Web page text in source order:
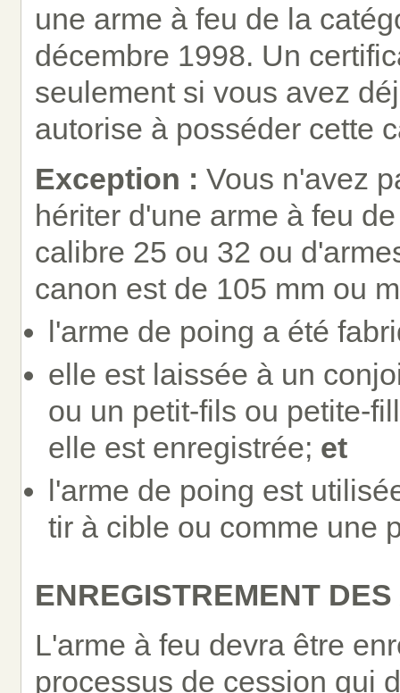
une arme à feu de la
décembre 1998. Un
seulement si vous avez
autorise à posséder cette
Exception : Vous n'avez
hériter d'une arme à feu
calibre 25 ou 32 ou
canon est de 105 mm ou
l'arme de poing a été
elle est laissée à un
ou un petit-fils ou petite-
elle est enregistrée; et
l'arme de poing est
tir à cible ou comme une
ENREGISTREMENT
L'arme à feu devra être
processus de cession qui